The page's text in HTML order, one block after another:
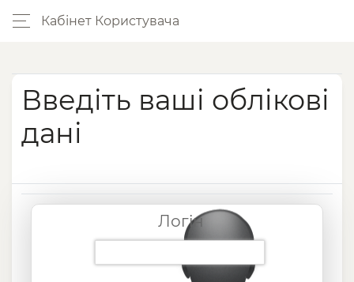
Кабінет Користувача
Введіть ваші облікові
дані
Логін